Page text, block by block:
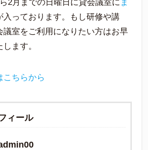
2月までの日曜日に貸会議室に ま
入っております。もし研修や講
議室をご利用になりたい方はお早
ます。
こちらから
ィール